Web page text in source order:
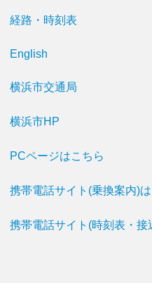
経路・時刻表
English
横浜市交通局
横浜市HP
PCページはこちら
携帯電話サイト(乗換案内)
携帯電話サイト(時刻表・接